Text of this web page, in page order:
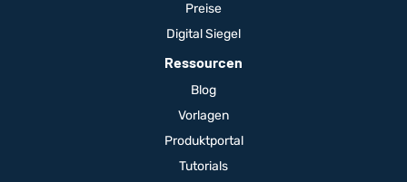
Preise
Digital Siegel
Ressourcen
Blog
Vorlagen
Produktportal
Tutorials